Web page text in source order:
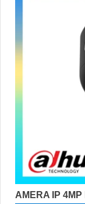
AMERA IP